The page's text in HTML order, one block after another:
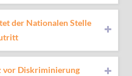
der Nationalen Stelle
vor Diskriminierung